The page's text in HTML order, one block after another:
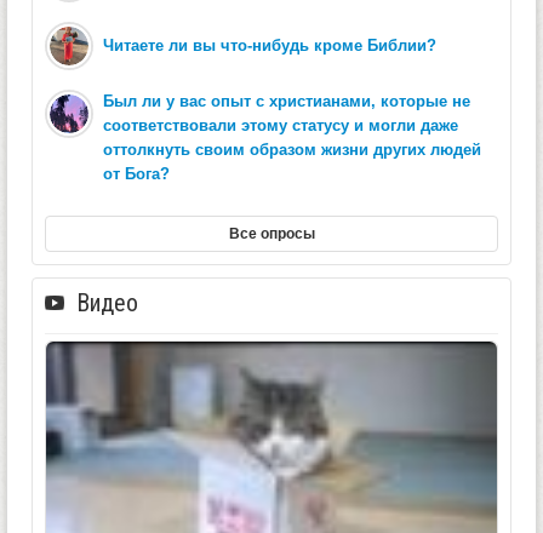
Читаете ли вы что-нибудь кроме Библии?
Был ли у вас опыт с христианами, которые не
соответствовали этому статусу и могли даже
оттолкнуть своим образом жизни других людей
от Бога?
Все опросы
Видео